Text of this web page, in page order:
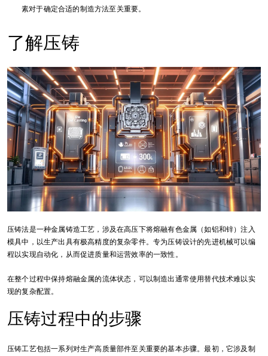
素对于确定合适的制造方法至关重要。
了解压铸
压铸法是一种金属铸造工艺，涉及在高压下将熔融有色金属（如铝和锌）注入
模具中，以生产出具有极高精度的复杂零件。专为压铸设计的先进机械可以编
程以实现自动化，从而促进质量和运营效率的一致性。
在整个过程中保持熔融金属的流体状态，可以制造出通常使用替代技术难以实
现的复杂配置。
压铸过程中的步骤
压铸工艺包括一系列对生产高质量部件至关重要的基本步骤。最初，它涉及制